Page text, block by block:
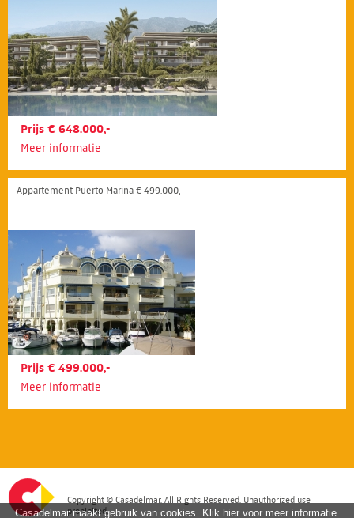
Prijs € 648.000,-
Meer informatie
Appartement Puerto Marina € 499.000,-
Prijs € 499.000,-
Meer informatie
Copyright © Casadelmar. All Rights Reserved. Unauthorized use
prohibited.
Casadelmar maakt gebruik van cookies. Klik hier voor meer informatie.